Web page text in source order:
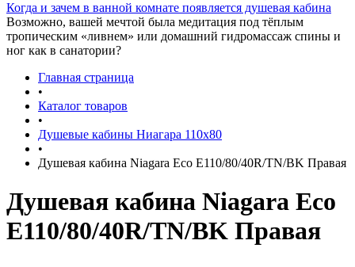
Когда и зачем в ванной комнате появляется душевая кабина
Возможно, вашей мечтой была медитация под тёплым
тропическим «ливнем» или домашний гидромассаж спины и
ног как в санатории?
Главная страница
•
Каталог товаров
•
Душевые кабины Ниагара 110x80
•
Душевая кабина Niagara Eco E110/80/40R/TN/BK Правая
Душевая кабина Niagara Eco
E110/80/40R/TN/BK Правая